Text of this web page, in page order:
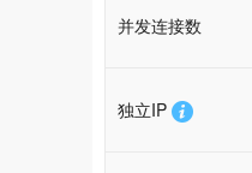
并发连接数
独立IP